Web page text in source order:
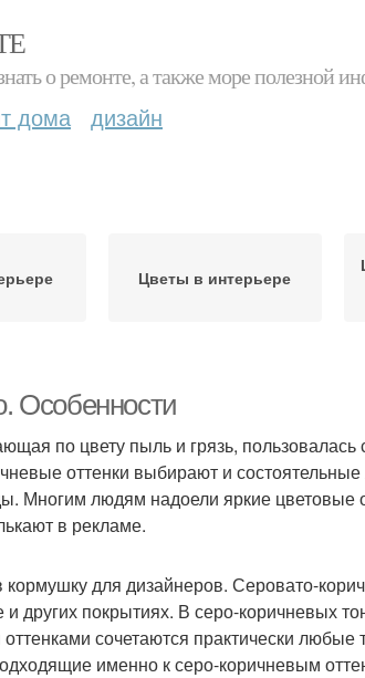
о ремонте, а также море полезной
дома дизайн
Цветы в интерьере
Особенности
по цвету пыль и грязь,
оттенки выбирают и
Многим людям надоели яркие цветовые
в рекламе.
для дизайнеров. Серовато-
других покрытиях. В серо-коричневых
сочетаются практически любые
именно к серо-коричневым